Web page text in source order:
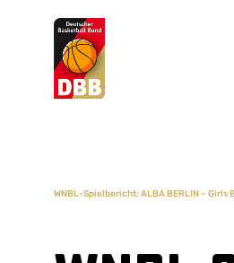
Suchvorschläge
WNBL-Spielbericht: ALBA BERLIN –